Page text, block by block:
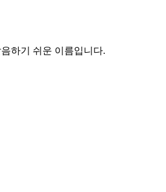
하기 쉬운 이름입니다.